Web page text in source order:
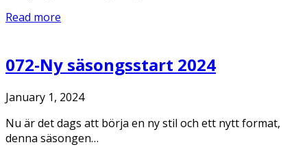
Read more
072-Ny säsongsstart 2024
January 1, 2024
Nu är det dags att börja en ny stil och ett nytt format,
denna säsongen…